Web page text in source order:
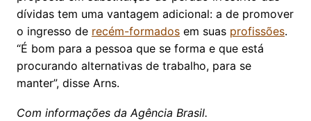
dívidas tem uma vantagem adicional: a de promover
o ingresso de recém-formados em suas profissões.
“É bom para a pessoa que se forma e que está
procurando alternativas de trabalho, para se
manter”, disse Arns.
Com informações da Agência Brasil.